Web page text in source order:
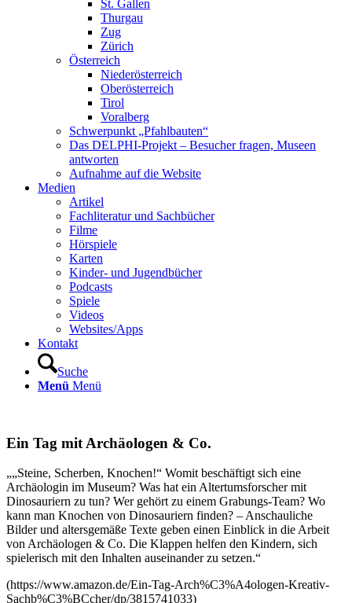
St. Gallen
Thurgau
Zug
Zürich
Österreich
Niederösterreich
Oberösterreich
Tirol
Voralberg
Schwerpunkt „Pfahlbauten“
Das DELPHI-Projekt – Besucher fragen, Museen
antworten
Aufnahme auf die Website
Medien
Artikel
Fachliteratur und Sachbücher
Filme
Hörspiele
Karten
Kinder- und Jugendbücher
Podcasts
Spiele
Videos
Websites/Apps
Kontakt
Suche
Menü Menü
Ein Tag mit Archäologen & Co.
„„Steine, Scherben, Knochen!“ Womit beschäftigt sich eine
Archäologin im Museum? Was hat ein Altertumsforscher mit
Dinosauriern zu tun? Wer gehört zu einem Grabungs-Team? Wo
kann man Knochen von Dinosauriern finden? – Anschauliche
Bilder und altersgemäße Texte geben einen Einblick in die Arbeit
von Archäologen & Co. Die Klappen helfen den Kindern, sich
spielerisch mit den Inhalten auseinander zu setzen.“
(https://www.amazon.de/Ein-Tag-Arch%C3%A4ologen-Kreativ-
Sachb%C3%BCcher/dp/3815741033)